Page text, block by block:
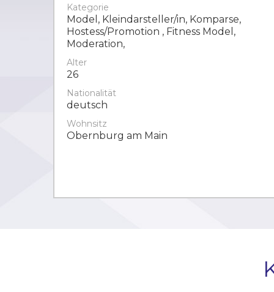
Kategorie
Model, Kleindarsteller/in, Komparse,
Hostess/Promotion , Fitness Model,
Moderation,
Alter
26
Nationalität
deutsch
Wohnsitz
Obernburg am Main